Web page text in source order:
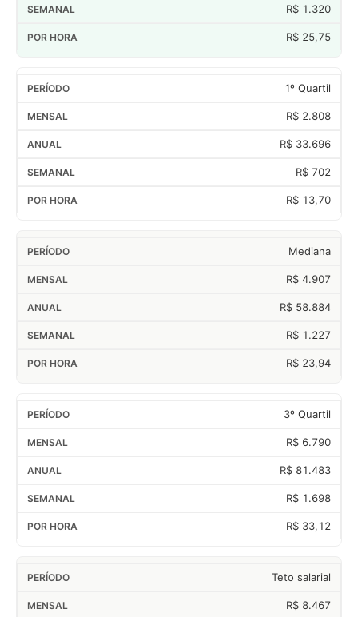
R$ 1.320
R$ 25,75
1º Quartil
R$ 2.808
R$ 33.696
R$ 702
R$ 13,70
Mediana
R$ 4.907
R$ 58.884
R$ 1.227
R$ 23,94
3º Quartil
R$ 6.790
R$ 81.483
R$ 1.698
R$ 33,12
Teto salarial
R$ 8.467